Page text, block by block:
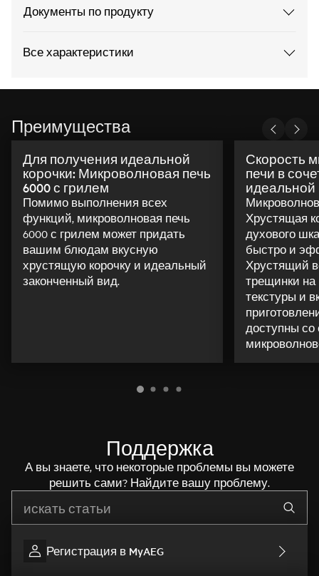
Документы по продукту
Все характеристики
Преимущества
Для получения идеальной
корочки: Микроволновая печь
6000 с грилем
Помимо выполнения всех
функций, микроволновая печь
6000 с грилем может придать
вашим блюдам вкусную
хрустящую корочку и идеальный
законченный вид.
Скорость
печи в
идеальной
Хрустящая
духового
быстро и
Хрустящий
трещинки на
текстуры и
доступны со
Поддержка
А вы знаете, что некоторые проблемы вы можете
решить сами? Найдите вашу проблему.
Регистрация в MyAEG